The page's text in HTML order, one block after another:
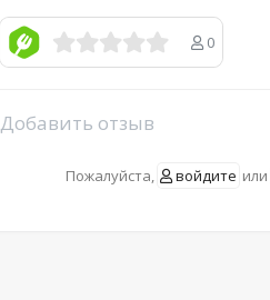
0
Добавить отзыв
Пожалуйста, войдите или